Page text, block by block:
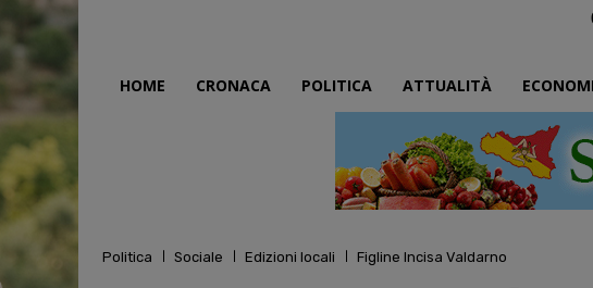
HOME CRONACA POLITICA ATTUALITÀ
Politica Sociale Edizioni locali Figline Incisa Valdarno